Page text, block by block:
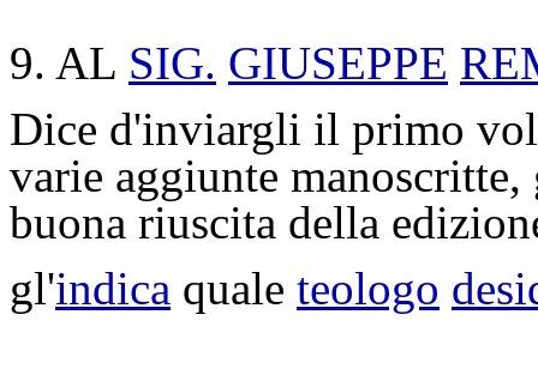
9. AL SIG. GIUSEPPE
Dice d'inviargli il primo
varie aggiunte
buona riuscita della
gl'indica quale teologo